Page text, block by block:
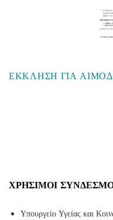
ΕΚΚΛΗΣΗ ΓΙΑ
ΧΡΉΣΙΜΟΙ
Υπουργείο Υγείας και